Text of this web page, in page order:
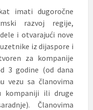
imati dugoročne
razvoj regije,
i otvarajući nove
iz dijaspore i
za kompanije
3 godine (od dana
vezu sa članovima
kompaniji ili druge
Članovima